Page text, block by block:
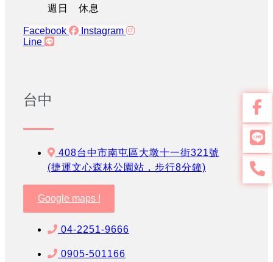
週日 休息
Facebook
Instagram
Line
台中
408台中市南屯區大墩十一街321號
(捷運文心森林公園站，步行8分鐘)
Google maps !
04-2251-9666
0905-501166